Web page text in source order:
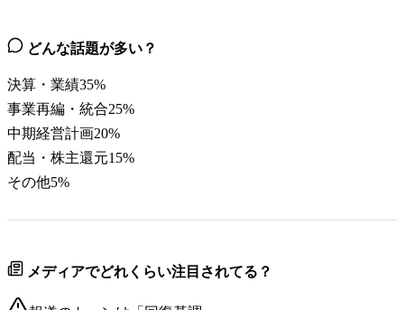
どんな話題が多い？
決算・業績35%
事業再編・統合25%
中期経営計画20%
配当・株主還元15%
その他5%
メディアでどれくらい注目されてる？